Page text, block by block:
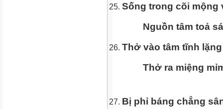
Sống trong cõi mộng
Nguồn tâm toả
Thở vào tâm tĩnh lặng
Thở ra miệng
Bị phỉ báng chẳng